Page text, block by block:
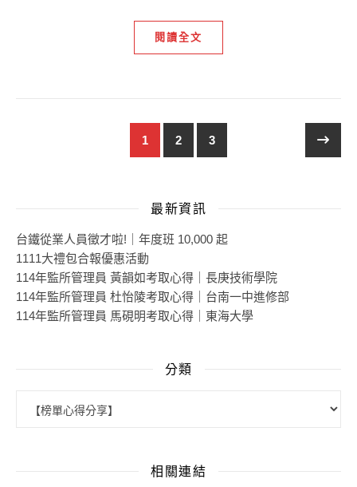
閱讀全文
1 2 3
最新資訊
台鐵從業人員徵才啦!｜年度班 10,000 起
1111大禮包合報優惠活動
114年監所管理員 黃韻如考取心得｜長庚技術學院
114年監所管理員 杜怡陵考取心得｜台南一中進修部
114年監所管理員 馬硯明考取心得｜東海大學
分類
相關連結